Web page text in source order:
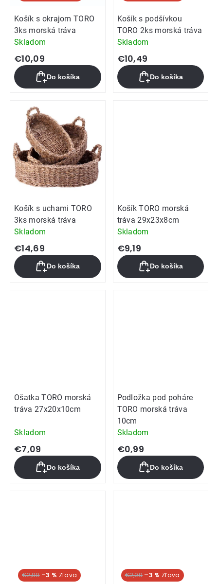
Košík s okrajom TORO
3ks morská tráva
Skladom
€10,09
Do košíka
Košík s podšívkou
TORO 2ks morská tráva
Skladom
€10,49
Do košíka
Košík s uchami TORO
3ks morská tráva
Skladom
€14,69
Do košíka
Košík TORO morská
tráva 29x23x8cm
Skladom
€9,19
Do košíka
Ošatka TORO morská
tráva 27x20x10cm
Skladom
€7,09
Do košíka
Podložka pod poháre
TORO morská tráva
10cm
Skladom
€0,99
Do košíka
€2,99 –3 % €2,99 –3 %